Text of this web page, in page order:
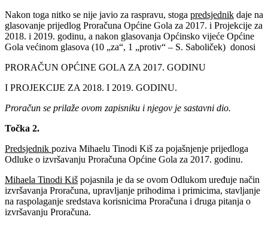
Nakon toga nitko se nije javio za raspravu, stoga predsjednik daje na
glasovanje prijedlog Proračuna Općine Gola za 2017. i Projekcije za
2018. i 2019. godinu, a nakon glasovanja Općinsko vijeće Općine
Gola većinom glasova (10 „za“, 1 „protiv“ – S. Saboliček) donosi
PRORAČUN OPĆINE GOLA ZA 2017. GODINU
I PROJEKCIJE ZA 2018. I 2019. GODINU.
Proračun se prilaže ovom zapisniku i njegov je sastavni dio.
Točka 2.
Predsjednik poziva Mihaelu Tinodi Kiš za pojašnjenje prijedloga
Odluke o izvršavanju Proračuna Općine Gola za 2017. godinu.
Mihaela Tinodi Kiš pojasnila je da se ovom Odlukom uređuje način
izvršavanja Proračuna, upravljanje prihodima i primicima, stavljanje
na raspolaganje sredstava korisnicima Proračuna i druga pitanja o
izvršavanju Proračuna.